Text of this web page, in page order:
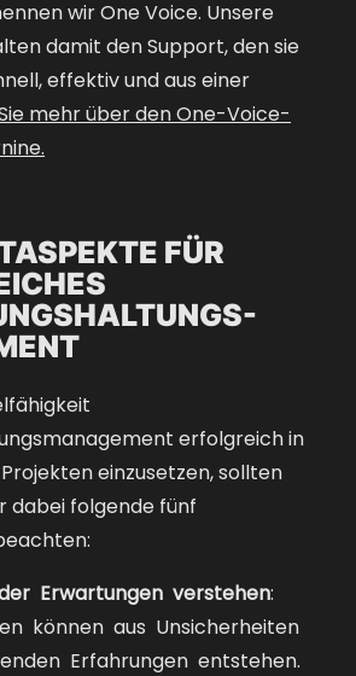
wir One Voice. Unsere
damit den Support, den sie
effektiv und aus einer
mehr über den One-Voice-
FÜR
erfolgreich in
einzusetzen, sollten
dabei folgende fünf
Erwartungen verstehen:
können aus Unsicherheiten
Erfahrungen entstehen.